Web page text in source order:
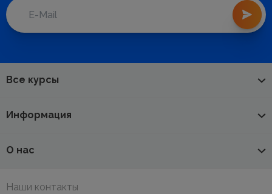
Все курсы
Информация
О нас
Наши контакты